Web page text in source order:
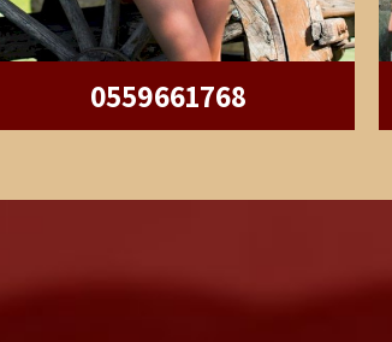
0559661768